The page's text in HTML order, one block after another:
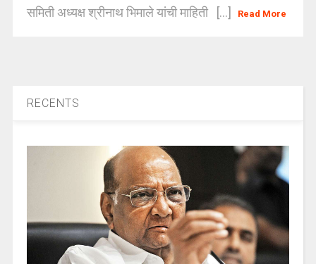
समिती अध्यक्ष श्रीनाथ भिमाले यांची माहिती [...]
Read More
RECENTS